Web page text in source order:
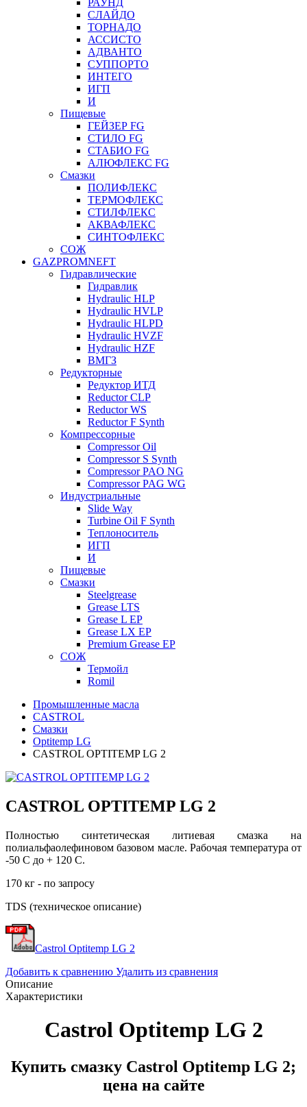
РАУНД
СЛАЙДО
ТОРНАДО
АССИСТО
АДВАНТО
СУППОРТО
ИНТЕГО
ИГП
И
Пищевые
ГЕЙЗЕР FG
СТИЛО FG
СТАБИО FG
АЛЮФЛЕКС FG
Смазки
ПОЛИФЛЕКС
ТЕРМОФЛЕКС
СТИЛФЛЕКС
АКВАФЛЕКС
СИНТОФЛЕКС
СОЖ
GAZPROMNEFT
Гидравлические
Гидравлик
Hydraulic HLP
Hydraulic HVLP
Hydraulic HLPD
Hydraulic HVZF
Hydraulic HZF
ВМГЗ
Редукторные
Редуктор ИТД
Reductor CLP
Reductor WS
Reductor F Synth
Компрессорные
Compressor Oil
Compressor S Synth
Compressor PAO NG
Compressor PAG WG
Индустриальные
Slide Way
Turbine Oil F Synth
Теплоноситель
ИГП
И
Пищевые
Смазки
Steelgrease
Grease LTS
Grease L EP
Grease LX EP
Premium Grease EP
СОЖ
Термойл
Romil
Промышленные масла
CASTROL
Смазки
Optitemp LG
CASTROL OPTITEMP LG 2
CASTROL OPTITEMP LG 2
Полностью синтетическая литиевая смазка на
полиальфаолефиновом базовом масле. Рабочая температура от
-50 С до + 120 С.
170 кг - по запросу
TDS (техническое описание)
Castrol Optitemp LG 2
Добавить к сравнению Удалить из сравнения
Описание
Характеристики
Castrol Optitemp LG 2
Купить смазку Castrol Optitemp LG 2;
цена на сайте